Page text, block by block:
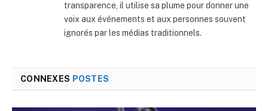
transparence, il utilise sa plume pour donner une
voix aux événements et aux personnes souvent
ignorés par les médias traditionnels.
CONNEXES POSTES